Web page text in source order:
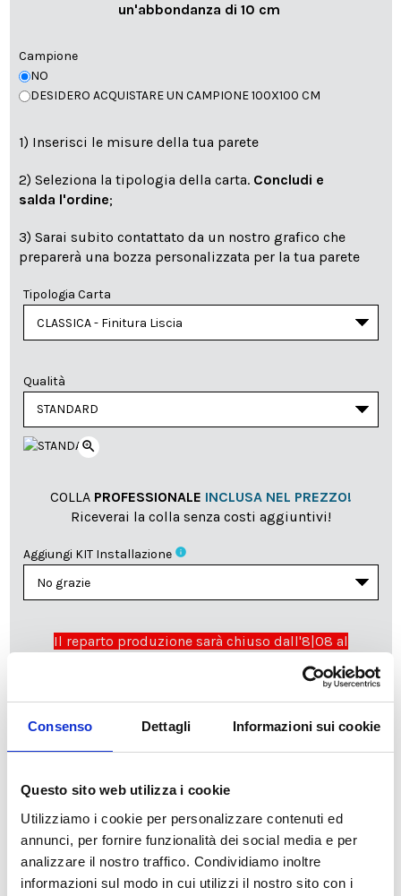
Consenso Dettagli Informazioni sui cookie
Questo sito web utilizza i cookie
Utilizziamo i cookie per personalizzare contenuti ed
annunci, per fornire funzionalità dei social media e per
analizzare il nostro traffico. Condividiamo inoltre
informazioni sul modo in cui utilizzi il nostro sito con i
un'abbondanza di 10 cm
Campione
NO
DESIDERO ACQUISTARE UN CAMPIONE 100X100 CM
1) Inserisci le misure della tua parete
2) Seleziona la tipologia della carta. Concludi e
salda l'ordine;
3) Sarai subito contattato da un nostro grafico che
preparerà una bozza personalizzata per la tua parete
Tipologia Carta
Qualità
zoom_in
COLLA PROFESSIONALE INCLUSA NEL PREZZO!
Riceverai la colla senza costi aggiuntivi!
Aggiungi KIT Installazione info
Il reparto produzione sarà chiuso dall'8|08 al
a partire dal 24|08|2026e
spediti compatibilmente con i tempi di produzione e
spedizione necessari.
cartadaparati.it vi augura una Felice Estate!
34,49 € 49,28 € -30%
Tasse incluse